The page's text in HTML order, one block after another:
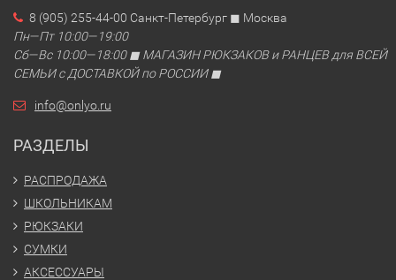
8 (905) 255-44-00 Санкт-Петербург ◼ Москва
Пн—Пт 10:00—19:00
Сб—Вс 10:00—18:00 ◼ МАГАЗИН РЮКЗАКОВ и РАНЦЕВ для ВСЕЙ
СЕМЬИ с ДОСТАВКОЙ по РОССИИ ◼
info@onlyo.ru
РАЗДЕЛЫ
РАСПРОДАЖА
ШКОЛЬНИКАМ
РЮКЗАКИ
СУМКИ
АКСЕССУАРЫ